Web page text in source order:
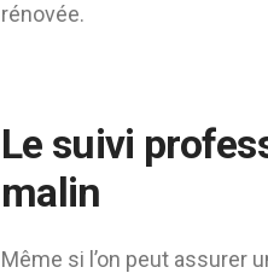
rénovée.
Le suivi
malin
Même si l’on peut assurer